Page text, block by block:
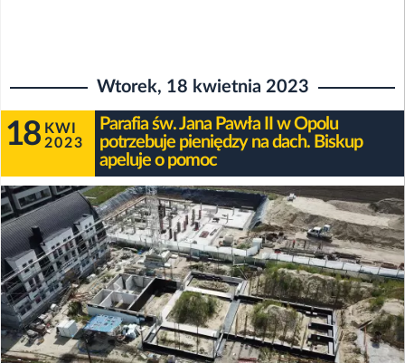
Wtorek, 18 kwietnia 2023
18 KWI
2023
Parafia św. Jana Pawła II w Opolu
potrzebuje pieniędzy na dach. Biskup
apeluje o pomoc